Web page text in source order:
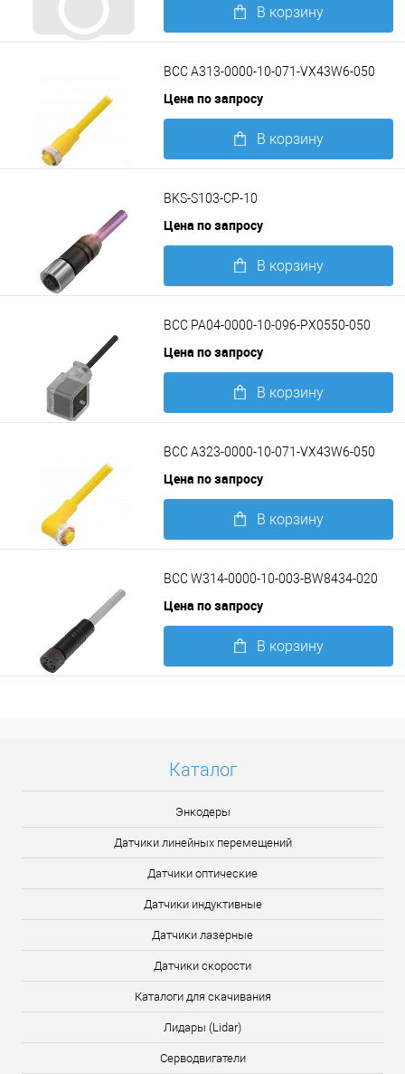
В корзину
BCC A313-0000-10-071-VX43W6-050
Цена по запросу
В корзину
BKS-S103-CP-10
Цена по запросу
В корзину
BCC PA04-0000-10-096-PX0550-050
Цена по запросу
В корзину
BCC A323-0000-10-071-VX43W6-050
Цена по запросу
В корзину
BCC W314-0000-10-003-BW8434-020
Цена по запросу
В корзину
Каталог
Энкодеры
Датчики линейных перемещений
Датчики оптические
Датчики индуктивные
Датчики лазерные
Датчики скорости
Каталоги для скачивания
Лидары (Lidar)
Серводвигатели